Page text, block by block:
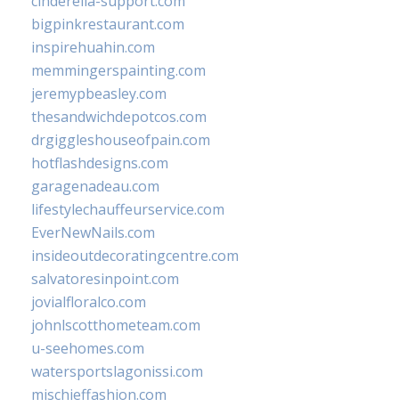
bigpinkrestaurant.com
inspirehuahin.com
memmingerspainting.com
jeremypbeasley.com
thesandwichdepotcos.com
drgiggleshouseofpain.com
hotflashdesigns.com
garagenadeau.com
lifestylechauffeurservice.com
EverNewNails.com
insideoutdecoratingcentre.com
salvatoresinpoint.com
jovialfloralco.com
johnlscotthometeam.com
u-seehomes.com
watersportslagonissi.com
mischieffashion.com